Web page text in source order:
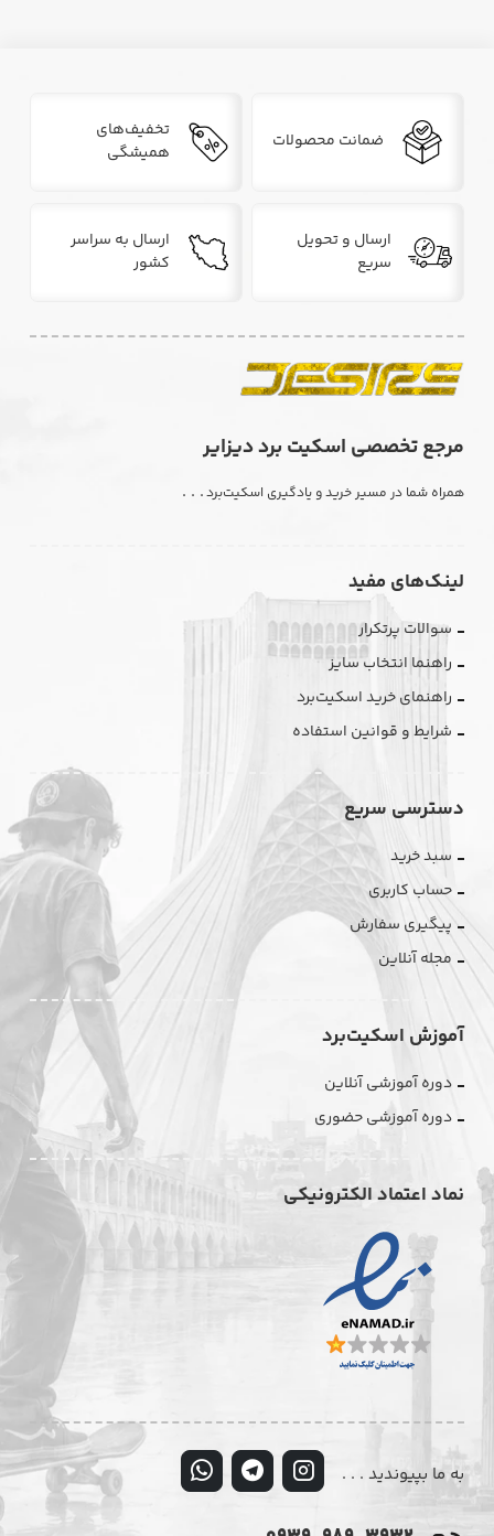
ضمانت محصولات
تخفیف‌های
همیشگی
ارسال و تحویل
سریع
ارسال به سراسر
کشور
مرجع تخصصی اسکیت برد دیزایر
همراه شما در مسیر خرید و یادگیری اسکیت‌برد. . .
لینک‌های مفید
سوالات پرتکرار
راهنما انتخاب سایز
راهنمای خرید اسکیت‌برد
شرایط و قوانین استفاده
دسترسی سریع
سبد خرید
حساب کاربری
پیگیری سفارش
مجله آنلاین
آموزش اسکیت‌برد
دوره آموزشی آنلاین
دوره آموزشی حضوری
نماد اعتماد الکترونیکی
به ما بپیوندید . . .